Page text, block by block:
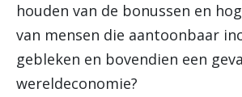
houden van de bonussen en
van mensen die aantoonbaar
gebleken en bovendien een
wereldeconomie?